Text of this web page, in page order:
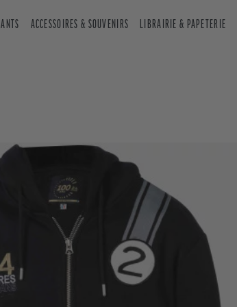
ACCESSOIRES & SOUVENIRS LIBRAIRIE & PAPETERIE